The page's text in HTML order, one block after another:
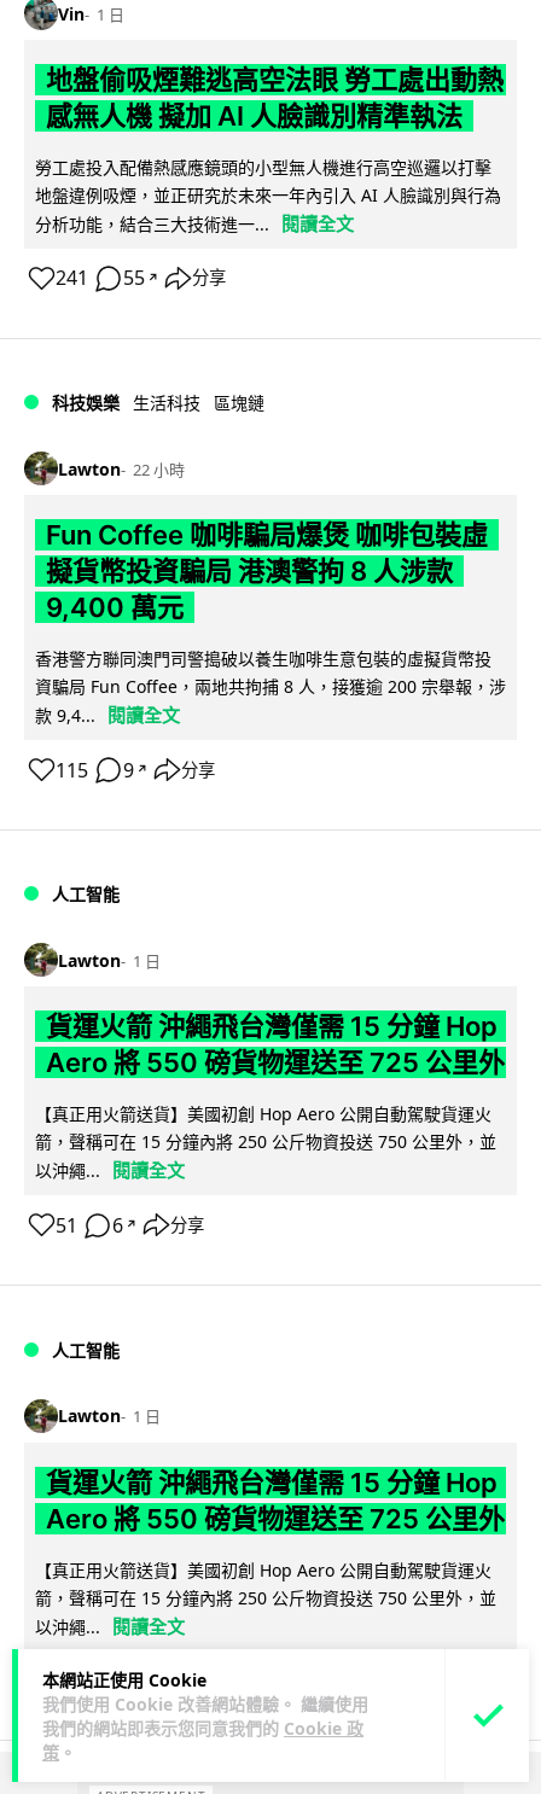
本網站正使用 Cookie
我們使用 Cookie 改善網站體驗。 繼續使用
我們的網站即表示您同意我們的 Cookie 政
策 。
Vin 1 日
地盤偷吸煙難逃高空法眼 勞工處出動熱
感無人機 擬加 AI 人臉識別精準執法
勞工處投入配備熱感應鏡頭的小型無人機進行高空巡邏以打擊
地盤違例吸煙，並正研究於未來一年內引入 AI 人臉識別與行為
分析功能，結合三大技術進一...
閱讀全文
241 55 ↗ 分享
科技娛樂 生活科技 區塊鏈
Lawton 22 小時
Fun Coffee 咖啡騙局爆煲 咖啡包裝虛
擬貨幣投資騙局 港澳警拘 8 人涉款
9,400 萬元
香港警方聯同澳門司警搗破以養生咖啡生意包裝的虛擬貨幣投
資騙局 Fun Coffee，兩地共拘捕 8 人，接獲逾 200 宗舉報，涉
款 9,4...
閱讀全文
115 9 ↗ 分享
人工智能
Lawton 1 日
貨運火箭 沖繩飛台灣僅需 15 分鐘 Hop
Aero 將 550 磅貨物運送至 725 公里外
【真正用火箭送貨】美國初創 Hop Aero 公開自動駕駛貨運火
箭，聲稱可在 15 分鐘內將 250 公斤物資投送 750 公里外，並
以沖繩...
閱讀全文
51 6 ↗ 分享
人工智能
Lawton 1 日
貨運火箭 沖繩飛台灣僅需 15 分鐘 Hop
Aero 將 550 磅貨物運送至 725 公里外
【真正用火箭送貨】美國初創 Hop Aero 公開自動駕駛貨運火
箭，聲稱可在 15 分鐘內將 250 公斤物資投送 750 公里外，並
以沖繩...
閱讀全文
51 6↗ 分享